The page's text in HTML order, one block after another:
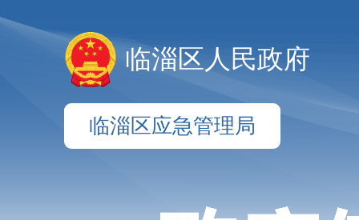
临淄区人民政府
临淄区应急管理局